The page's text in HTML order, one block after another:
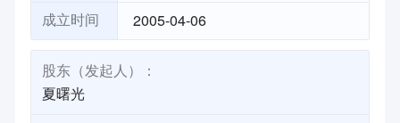
成立时间 2005-04-06
股东（发起人）：
夏曙光